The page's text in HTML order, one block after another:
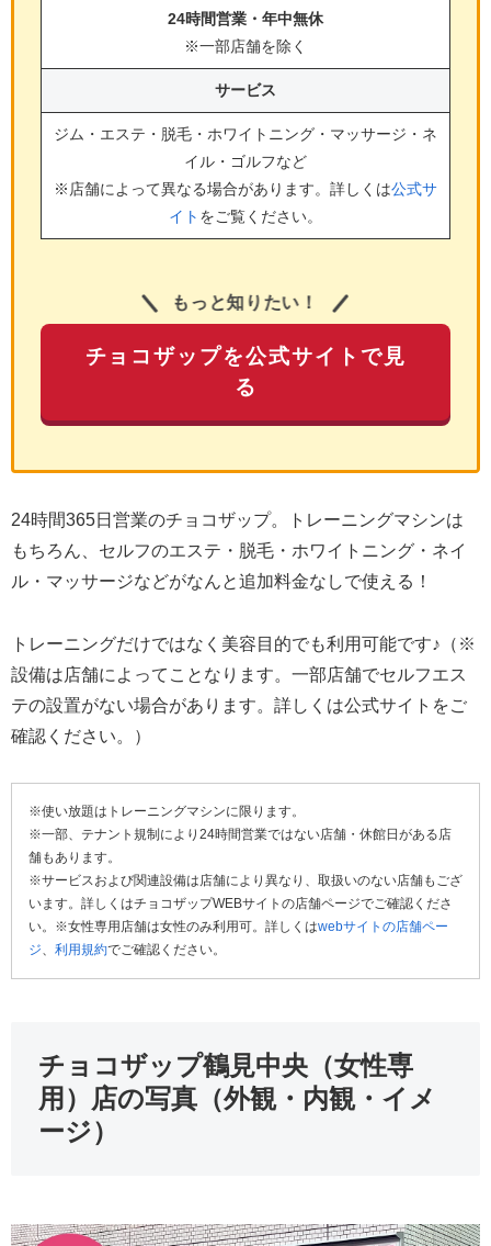
24時間営業・年中無休
※一部店舗を除く
サービス
ジム・エステ・脱毛・ホワイトニング・マッサージ・ネ
イル・ゴルフなど
※店舗によって異なる場合があります。詳しくは公式サ
イト をご覧ください。
もっと知りたい！
チョコザップを公式サイトで見
る
24時間365日営業のチョコザップ。トレーニングマシンは
もちろん、セルフのエステ・脱毛・ホワイトニング・ネイ
ル・マッサージなどがなんと追加料金なしで使える！
トレーニングだけではなく美容目的でも利用可能です♪（※
設備は店舗によってことなります。一部店舗でセルフエス
テの設置がない場合があります。詳しくは公式サイトをご
確認ください。）
※使い放題はトレーニングマシンに限ります。
※一部、テナント規制により24時間営業ではない店舗・休館日がある店
舗もあります。
※サービスおよび関連設備は店舗により異なり、取扱いのない店舗もござ
います。詳しくはチョコザップWEBサイトの店舗ページでご確認くださ
い。※女性専用店舗は女性のみ利用可。詳しくはwebサイトの店舗ペー
ジ、 利用規約でご確認ください。
チョコザップ鶴見中央（女性専
用）店の写真（外観・内観・イメ
ージ）